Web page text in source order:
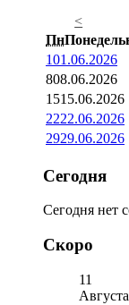
<
Пн
101.06.2026
808.06.2026
1515.06.2026
2222.06.2026
2929.06.2026
Сегодня
Сегодня нет
Скоро
11
Августа